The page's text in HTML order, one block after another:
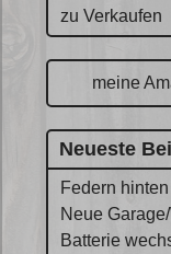
zu Verkaufen
meine
Neueste
Federn
Neue
Batterie